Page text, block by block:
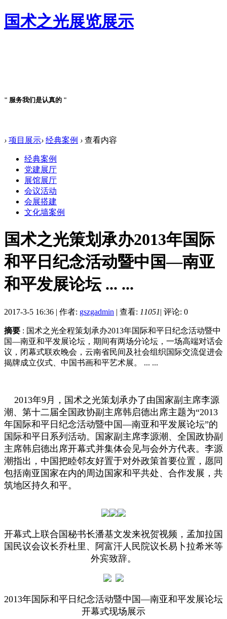
国术之光展览展示
" 服务我们是认真的 "
› 项目展示› 经典案例 › 查看内容
经典案例
党建展厅
展馆展厅
会议活动
会展搭建
文化墙案例
国术之光策划承办2013年国际
和平日纪念活动暨中国—南亚
和平发展论坛 ... ...
2017-3-5 16:36 | 作者: gszgadmin | 查看: 11051| 评论: 0
摘要 : 国术之光全程策划承办2013年国际和平日纪念活动暨中
国—南亚和平发展论坛，期间有两场分论坛，一场高端对话会
议，闭幕式联欢晚会，云南省民间及社会组织国际交流促进会
揭牌成立仪式、中国书画和平艺术展。 ... ...
2013年9月，国术之光策划承办了由国家副主席李源
潮、第十二届全国政协副主席韩启德出席主题为“2013
年国际和平日纪念活动暨中国—南亚和平发展论坛”的
国际和平日系列活动。国家副主席李源潮、全国政协副
主席韩启德出席开幕式并集体会见与会外方代表。李源
潮指出，中国把睦邻友好置于对外政策首要位置，愿同
包括南亚国家在内的周边国家和平共处、合作发展，共
筑地区持久和平。
开幕式上联合国秘书长潘基文发来祝贺视频，孟加拉国
国民议会议长乔杜里、阿富汗人民院议长易卜拉希米等
外宾致辞。
2013年国际和平日纪念活动暨中国—南亚和平发展论坛
开幕式现场展示